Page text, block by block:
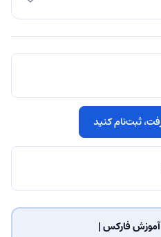
ثبت‌نام کنید
فارکس |